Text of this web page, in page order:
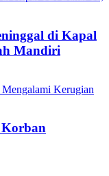
di Kapal
Mandiri
Korban